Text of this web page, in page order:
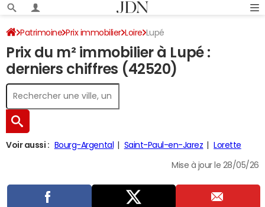
Patrimoine Prix immobilier Loire Lupé
Prix du m² immobilier à Lupé :
derniers chiffres (42520)
Voir aussi : Bourg-Argental Saint-Paul-en-Jarez Lorette
Mise à jour le 28/05/26